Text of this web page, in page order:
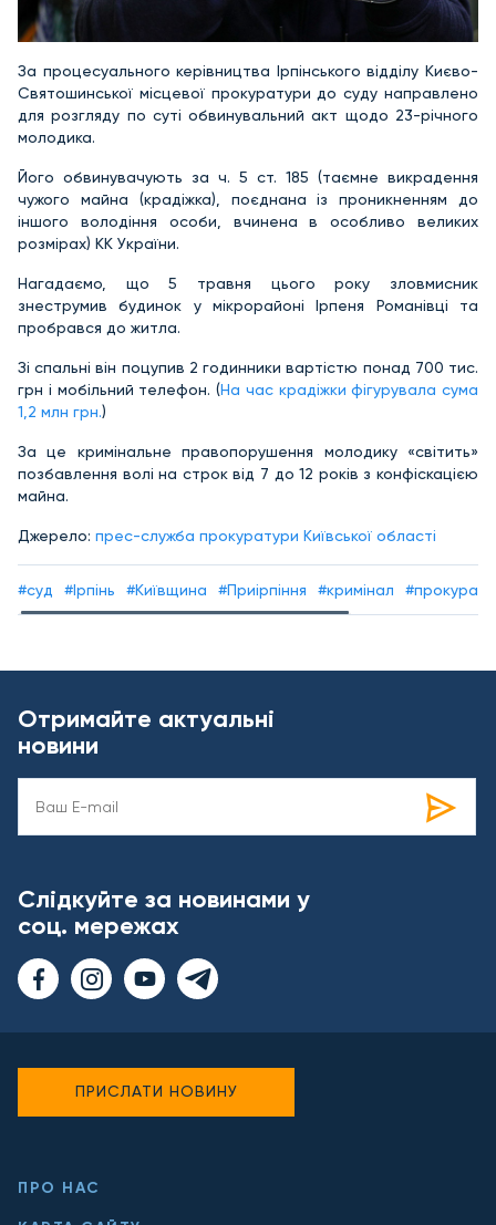
За процесуального керівництва Ірпінського відділу Києво-
Святошинської місцевої прокуратури до суду направлено
для розгляду по суті обвинувальний акт щодо 23-річного
молодика.
Його обвинувачують за ч. 5 ст. 185 (таємне викрадення
чужого майна (крадіжка), поєднана із проникненням до
іншого володіння особи, вчинена в особливо великих
розмірах) КК України.
Нагадаємо, що 5 травня цього року зловмисник
знеструмив будинок у мікрорайоні Ірпеня Романівці та
пробрався до житла.
Зі спальні він поцупив 2 годинники вартістю понад 700 тис.
грн і мобільний телефон. (На час крадіжки фігурувала сума
1,2 млн грн.)
За це кримінальне правопорушення молодику «світить»
позбавлення волі на строк від 7 до 12 років з конфіскацією
майна.
Джерело: прес-служба прокуратури Київської області
#суд #Ірпінь #Київщина #Приірпіння #кримінал
Отримайте актуальні
новини
Слідкуйте за новинами у
соц. мережах
ПРО НАС
ПРИСЛАТИ НОВИНУ